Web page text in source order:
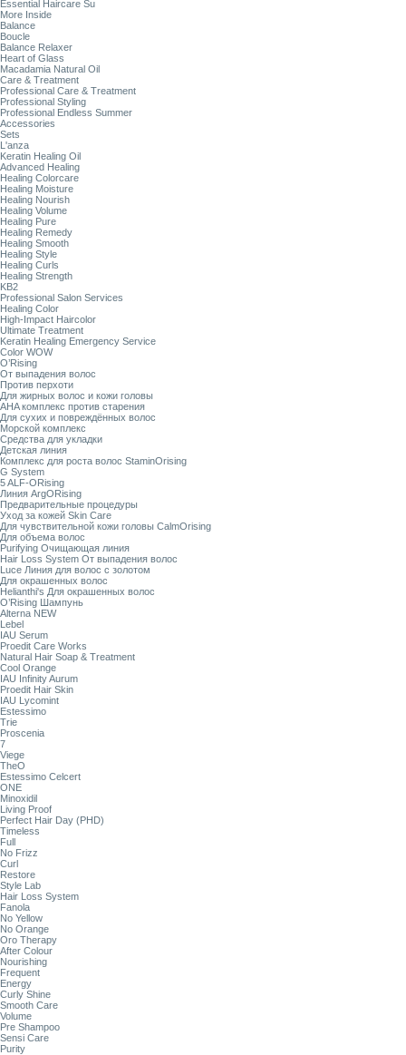
Essential Haircare Su
More Inside
Balance
Boucle
Balance Relaxer
Heart of Glass
Macadamia Natural Oil
Care & Treatment
Professional Care & Treatment
Professional Styling
Professional Endless Summer
Accessories
Sets
L'anza
Keratin Healing Oil
Advanced Healing
Healing Colorcare
Healing Moisture
Healing Nourish
Healing Volume
Healing Pure
Healing Remedy
Healing Smooth
Healing Style
Healing Curls
Healing Strength
KB2
Professional Salon Services
Healing Color
High-Impact Haircolor
Ultimate Treatment
Keratin Healing Emergency Service
Color WOW
O’Rising
От выпадения волос
Против перхоти
Для жирных волос и кожи головы
AHA комплекс против старения
Для сухих и повреждённых волос
Морской комплекс
Средства для укладки
Детская линия
Комплекс для роста волос StaminOrising
G System
5 ALF-ORising
Линия ArgORising
Предварительные процедуры
Уход за кожей Skin Care
Для чувствительной кожи головы CalmOrising
Для объема волос
Purifying Очищающая линия
Hair Loss System От выпадения волос
Luce Линия для волос с золотом
Для окрашенных волос
Helianthi's Для окрашенных волос
O’Rising Шампунь
Alterna NEW
Lebel
IAU Serum
Proedit Care Works
Natural Hair Soap & Treatment
Cool Orange
IAU Infinity Aurum
Proedit Hair Skin
IAU Lycomint
Estessimo
Trie
Proscenia
7
Viege
TheO
Estessimo Celcert
ONE
Minoxidil
Living Proof
Perfect Hair Day (PHD)
Timeless
Full
No Frizz
Curl
Restore
Style Lab
Hair Loss System
Fanola
No Yellow
No Orange
Oro Therapy
After Colour
Nourishing
Frequent
Energy
Curly Shine
Smooth Care
Volume
Pre Shampoo
Sensi Care
Purity